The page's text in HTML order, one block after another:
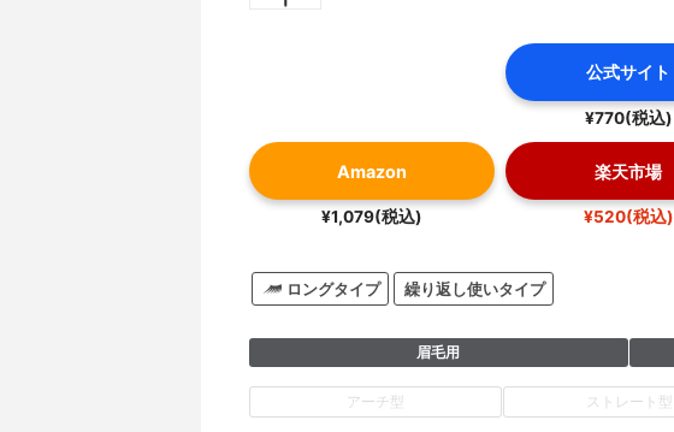
公式サイト
¥770(税込)
Amazon
¥1,079(税込)
楽天市場
¥520(税込)
ロングタイプ 繰り返し使いタイプ
眉毛用
アーチ型 ストレート型